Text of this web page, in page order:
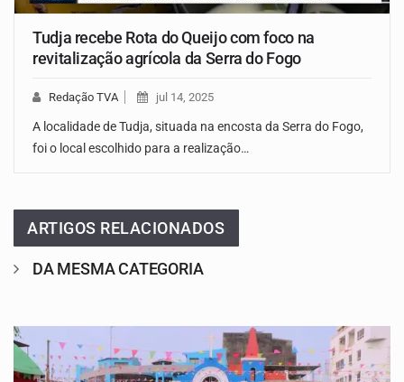
Tudja recebe Rota do Queijo com foco na
revitalização agrícola da Serra do Fogo
Redação TVA jul 14, 2025
A localidade de Tudja, situada na encosta da Serra do Fogo,
foi o local escolhido para a realização…
ARTIGOS RELACIONADOS
DA MESMA CATEGORIA